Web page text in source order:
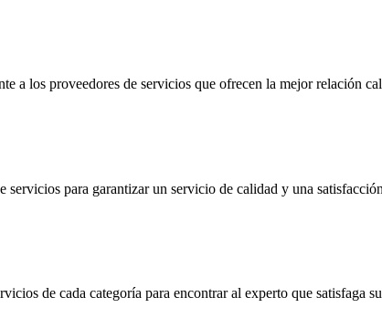
a los proveedores de servicios que ofrecen la mejor relación
servicios para garantizar un servicio de calidad y una
de cada categoría para encontrar al experto que satisfaga